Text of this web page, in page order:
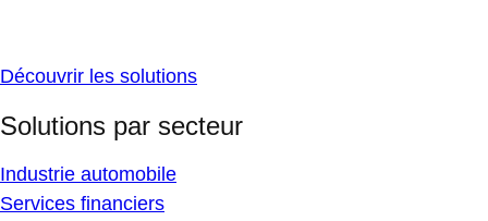
Découvrir les solutions
Solutions par secteur
Industrie automobile
Services financiers